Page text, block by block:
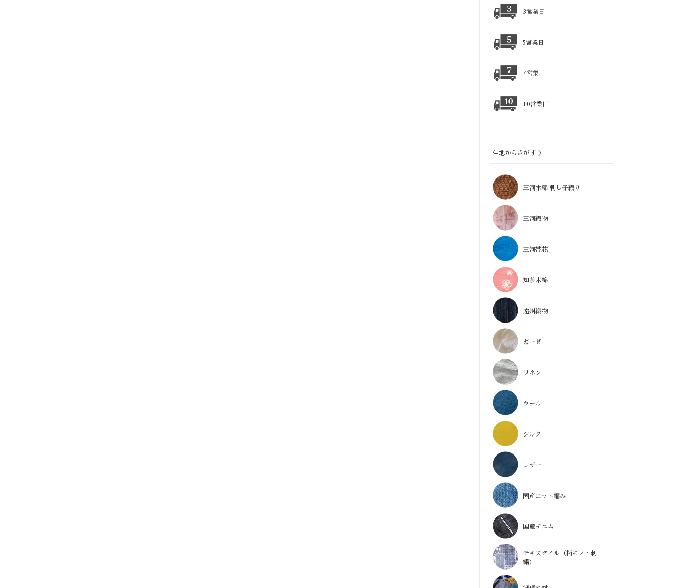
3営業日
5営業日
7営業日
10営業日
生地からさがす ＞
三河木綿 刺し子織り
三河織物
三河帯芯
知多木綿
遠州織物
ガーゼ
リネン
ウール
シルク
レザー
国産ニット編み
国産デニム
テキスタイル（柄モノ・刺
繍）